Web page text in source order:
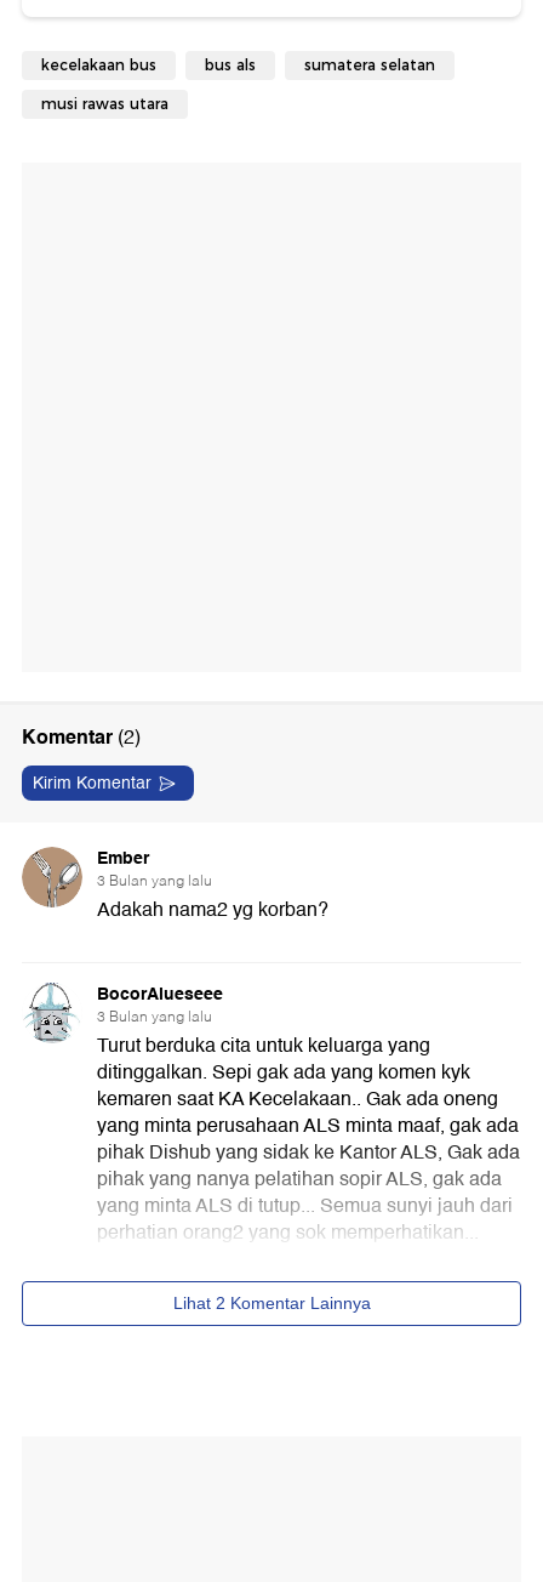
kecelakaan bus bus als sumatera selatan
musi rawas utara